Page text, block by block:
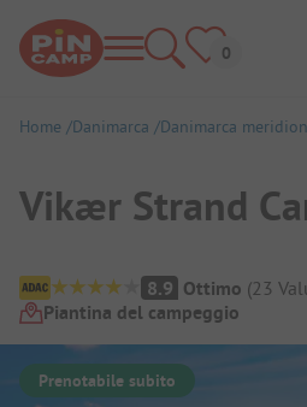
Home Danimarca Danimarca
Vikær Strand
Panoramica del
8.9 Ottimo (23
Piantina del campeggio
Prenotabile subito